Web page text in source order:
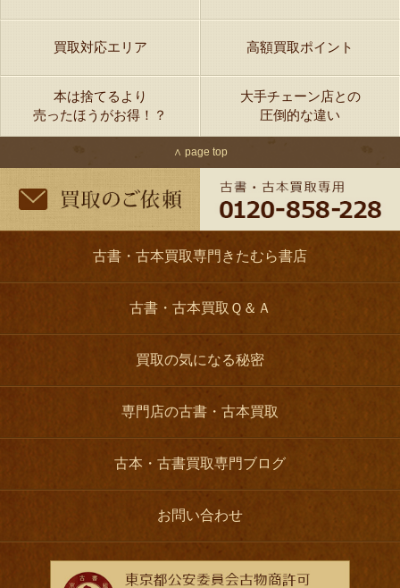
買取対応エリア 高額買取ポイント
本は捨てるより
売ったほうがお得！？
大手チェーン店との
圧倒的な違い
∧ page top
古書・古本買取専門きたむら書店
古書・古本買取Ｑ＆Ａ
買取の気になる秘密
専門店の古書・古本買取
古本・古書買取専門ブログ
お問い合わせ